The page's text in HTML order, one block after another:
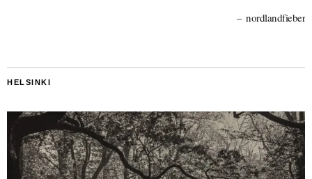
nordlandfieber
HELSINKI